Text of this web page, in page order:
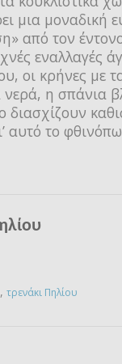
μια μοναδική
από τον
εναλλαγές
οι κρήνες με
νερά, η σπάνια
αυτό το
, τρενάκι Πηλίου